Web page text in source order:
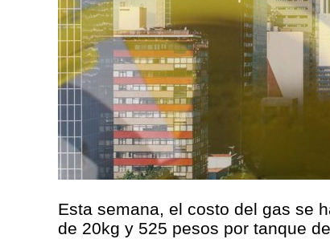
Esta semana, el costo del gas se
de 20kg y 525 pesos por tanque